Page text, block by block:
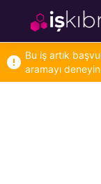
Bu iş artık
aramayı